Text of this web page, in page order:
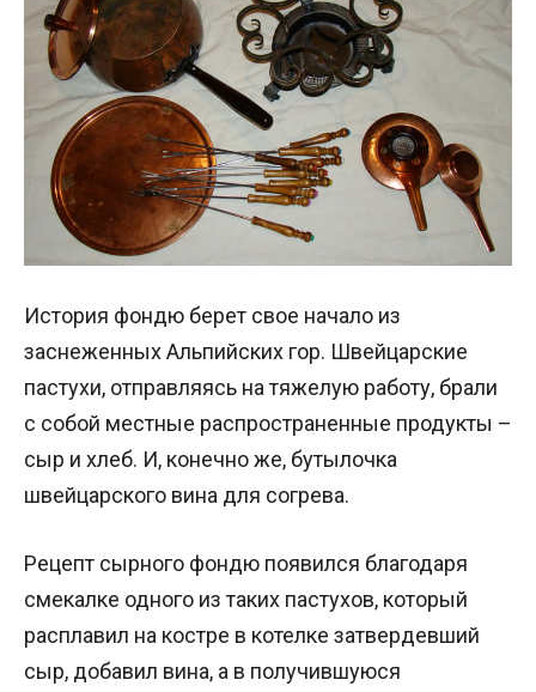
История фондю берет свое начало из
заснеженных Альпийских гор. Швейцарские
пастухи, отправляясь на тяжелую работу, брали
с собой местные распространенные продукты –
сыр и хлеб. И, конечно же, бутылочка
швейцарского вина для согрева.
Рецепт сырного фондю появился благодаря
смекалке одного из таких пастухов, который
расплавил на костре в котелке затвердевший
сыр, добавил вина, а в получившуюся